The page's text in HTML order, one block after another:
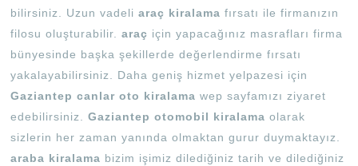
bilirsiniz. Uzun vadeliaraç kiralama fırsatı ile firmanızın
filosu oluşturabilir.araç için yapacağınız masrafları firma
bünyesinde başka şekillerde değerlendirme fırsatı
yakalayabilirsiniz. Daha geniş hizmet yelpazesi için
Gaziantep canlar oto kiralama wep sayfamızı ziyaret
edebilirsiniz.Gaziantep otomobil kiralama olarak
sizlerin her zaman yanında olmaktan gurur duymaktayız.
araba kiralama bizim işimiz dilediğiniz tarih ve dilediğiniz